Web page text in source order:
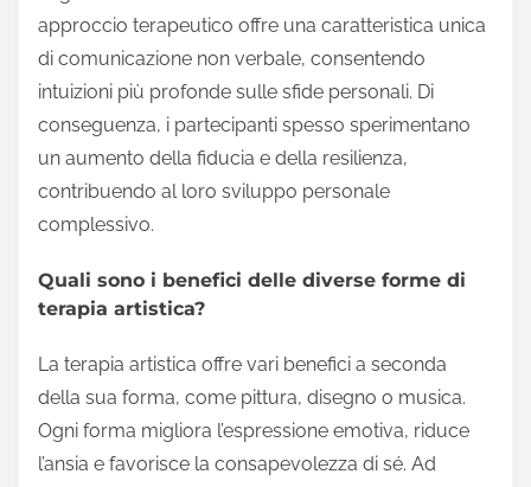
approccio terapeutico offre una caratteristica unica
di comunicazione non verbale, consentendo
intuizioni più profonde sulle sfide personali. Di
conseguenza, i partecipanti spesso sperimentano
un aumento della fiducia e della resilienza,
contribuendo al loro sviluppo personale
complessivo.
Quali sono i benefici delle diverse forme di
terapia artistica?
La terapia artistica offre vari benefici a seconda
della sua forma, come pittura, disegno o musica.
Ogni forma migliora l’espressione emotiva, riduce
l’ansia e favorisce la consapevolezza di sé. Ad